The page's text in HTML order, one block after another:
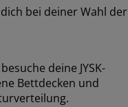
bei deiner Wahl der
deine JYSK-
Bettdecken und